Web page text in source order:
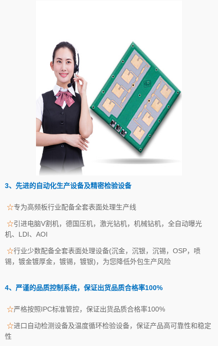
3、先进的自动化生产设备及精密检验设备
☆专为高频板行业配备全套表面处理生产线
☆引进电脑V割机，德国压机，激光钻机，机械钻机，全自动曝光
机、LDI、AOI
☆行业少数配备全套表面处理设备(沉金，沉银，沉锡，OSP，喷
锡，镀金镀厚金，镀锡，镀银)，为您降低外包生产风险
4、严谨的品质控制系统，保证出货品质合格率100%
☆严格按照IPC标准管控，保证出货品质合格率100%
☆进口自动检测设备及温度循环检验设备，保证产品高可靠性和稳定
性